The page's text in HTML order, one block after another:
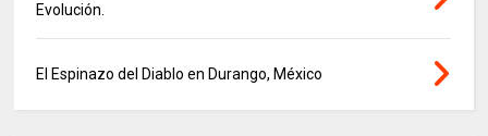
Evolución.
El Espinazo del Diablo en Durango, México